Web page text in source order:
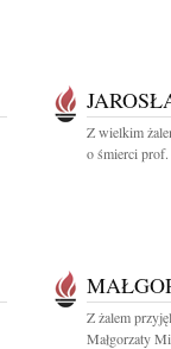
Z wielkim
o śmierci
Z żalem
Małgorzaty